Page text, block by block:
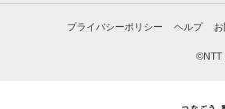
プライバシーポリシー ヘルプ
©NTT